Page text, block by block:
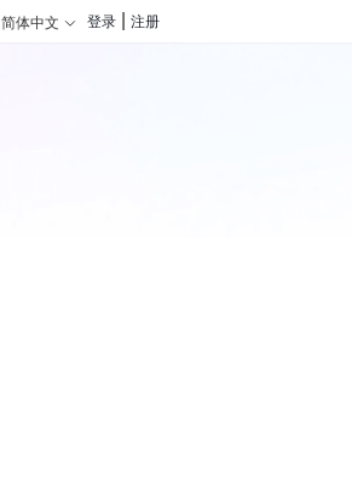
简体中文 登录 注册